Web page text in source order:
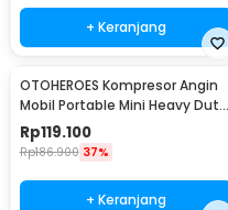
+ Keranjang
OTOHEROES Kompresor Angin
Mobil Portable Mini Heavy Duty
12V 150 PSI
Rp119.100
Rp186.900 37%
+ Keranjang